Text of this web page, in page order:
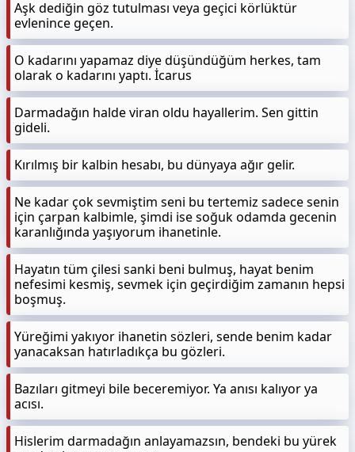
Aşk dediğin göz tutulması veya geçici körlüktür
evlenince geçen.
O kadarını yapamaz diye düşündüğüm herkes, tam
olarak o kadarını yaptı. İcarus
Darmadağın halde viran oldu hayallerim. Sen gittin
gideli.
Kırılmış bir kalbin hesabı, bu dünyaya ağır gelir.
Ne kadar çok sevmiştim seni bu tertemiz sadece senin
için çarpan kalbimle, şimdi ise soğuk odamda gecenin
karanlığında yaşıyorum ihanetinle.
Hayatın tüm çilesi sanki beni bulmuş, hayat benim
nefesimi kesmiş, sevmek için geçirdiğim zamanın hepsi
boşmuş.
Yüreğimi yakıyor ihanetin sözleri, sende benim kadar
yanacaksan hatırladıkça bu gözleri.
Bazıları gitmeyi bile beceremiyor. Ya anısı kalıyor ya
acısı.
Hislerim darmadağın anlayamazsın, bendeki bu yürek